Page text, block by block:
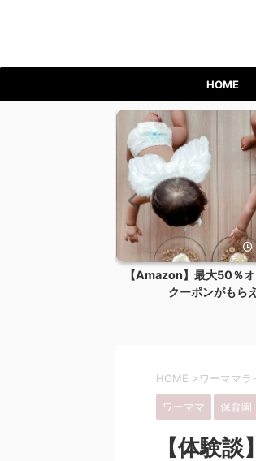
HOME
朗報！二人目も
ビーお試しBOX
HOME > ワーママラ
ワーママ 保育園
【体験